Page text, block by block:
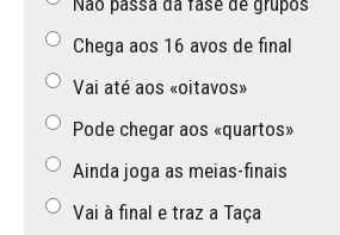
Chega aos 16 avos de final
Vai até aos «oitavos»
Pode chegar aos «quartos»
Ainda joga as meias-finais
Vai à final e traz a Taça